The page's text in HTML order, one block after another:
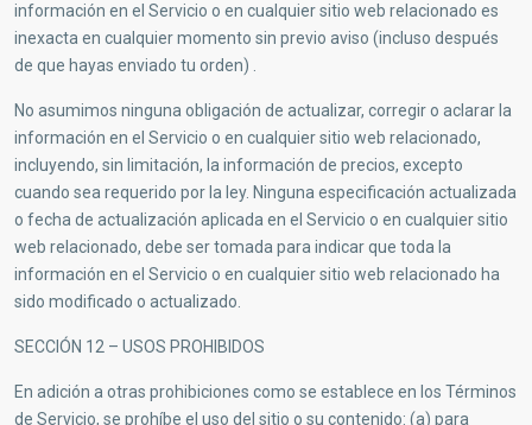
información en el Servicio o en cualquier sitio web relacionado es
inexacta en cualquier momento sin previo aviso (incluso después
de que hayas enviado tu orden) .
No asumimos ninguna obligación de actualizar, corregir o aclarar la
información en el Servicio o en cualquier sitio web relacionado,
incluyendo, sin limitación, la información de precios, excepto
cuando sea requerido por la ley. Ninguna especificación actualizada
o fecha de actualización aplicada en el Servicio o en cualquier sitio
web relacionado, debe ser tomada para indicar que toda la
información en el Servicio o en cualquier sitio web relacionado ha
sido modificado o actualizado.
SECCIÓN 12 – USOS PROHIBIDOS
En adición a otras prohibiciones como se establece en los Términos
de Servicio, se prohíbe el uso del sitio o su contenido: (a) para